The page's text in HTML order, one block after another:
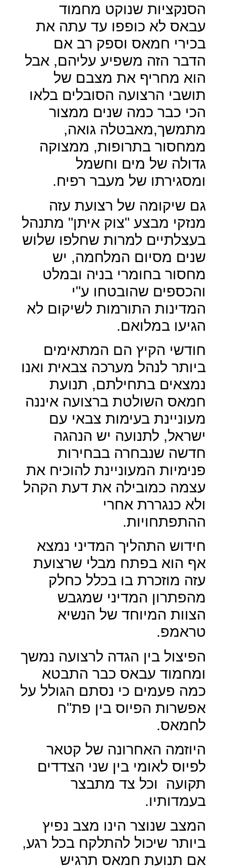
הסנקציות שנוקט מחמוד
עבאס לא כופפו עד עתה את
בכירי חמאס וספק רב אם
הדבר הזה משפיע עליהם, אבל
הוא מחריף את מצבם של
תושבי הרצועה הסובלים בלאו
הכי כבר כמה שנים ממצור
מתמשך,מאבטלה גואה,
ממחסור בתרופות, ממצוקה
גדולה של מים וחשמל
ומסגירתו של מעבר רפיח.
גם שיקומה של רצועת עזה
מנזקי מבצע "צוק איתן" מתנהל
בעצלתיים למרות שחלפו שלוש
שנים מסיום המלחמה, יש
מחסור בחומרי בניה ובמלט
והכספים שהובטחו ע"י
המדינות התורמות לשיקום לא
הגיעו במלואם.
חודשי הקיץ הם המתאימים
ביותר לנהל מערכה צבאית ואנו
נמצאים בתחילתם, תנועת
חמאס השולטת ברצועה איננה
מעוניינת בעימות צבאי עם
ישראל, לתנועה יש הנהגה
חדשה שנבחרה בבחירות
פנימיות המעוניינת להוכיח את
עצמה כמובילה את דעת הקהל
ולא כנגררת אחרי
ההתפתחויות.
חידוש התהליך המדיני נמצא
אף הוא בפתח מבלי שרצועת
עזה מוזכרת בו בכלל כחלק
מהפתרון המדיני שמגבש
הצוות המיוחד של הנשיא
טראמפ.
הפיצול בין הגדה לרצועה נמשך
ומחמוד עבאס כבר התבטא
כמה פעמים כי נסתם הגולל על
אפשרות הפיוס בין פת"ח
לחמאס.
היוזמה האחרונה של קטאר
לפיוס לאומי בין שני הצדדים
תקועה
וכל צד מתבצר
בעמדותיו.
המצב שנוצר הינו מצב נפיץ
ביותר שיכול להתלקח בכל רגע,
אם תנועת חמאס תרגיש